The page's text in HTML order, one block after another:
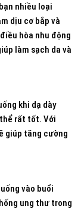
nhiều loại
dịu cơ bắp và
hòa nhu động
làm sạch da và
khi dạ dày
rất tốt. Với
giúp tăng cường
vào buổi
ung thư trong